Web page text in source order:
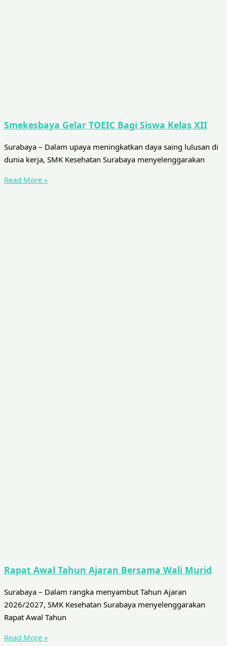
Smekesbaya Gelar TOEIC Bagi Siswa Kelas XII
Surabaya – Dalam upaya meningkatkan daya saing lulusan di
dunia kerja, SMK Kesehatan Surabaya menyelenggarakan
Read More »
Rapat Awal Tahun Ajaran Bersama Wali Murid
Surabaya – Dalam rangka menyambut Tahun Ajaran
2026/2027, SMK Kesehatan Surabaya menyelenggarakan
Rapat Awal Tahun
Read More »